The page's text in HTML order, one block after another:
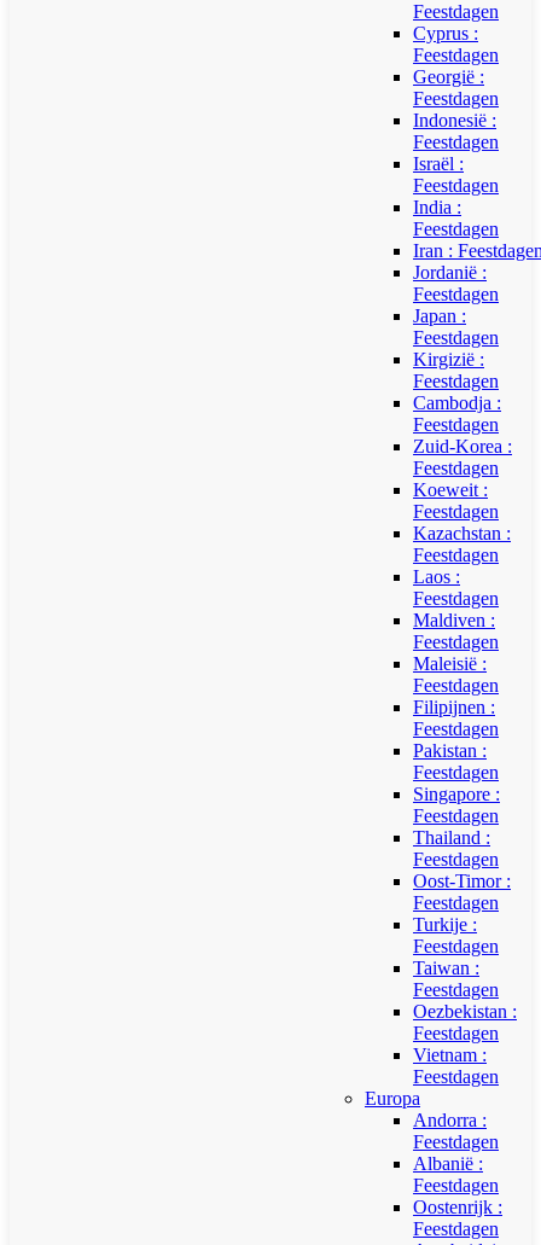
Feestdagen
Cyprus :
Feestdagen
Georgië :
Feestdagen
Indonesië :
Feestdagen
Israël :
Feestdagen
India :
Feestdagen
Iran :
Jordanië :
Feestdagen
Japan :
Feestdagen
Kirgizië :
Feestdagen
Cambodja :
Feestdagen
Zuid-Korea :
Feestdagen
Koeweit :
Feestdagen
Kazachstan :
Feestdagen
Laos :
Feestdagen
Maldiven :
Feestdagen
Maleisië :
Feestdagen
Filipijnen :
Feestdagen
Pakistan :
Feestdagen
Singapore :
Feestdagen
Thailand :
Feestdagen
Oost-Timor :
Feestdagen
Turkije :
Feestdagen
Taiwan :
Feestdagen
Oezbekistan :
Feestdagen
Vietnam :
Feestdagen
Europa
Andorra :
Feestdagen
Albanië :
Feestdagen
Oostenrijk :
Feestdagen